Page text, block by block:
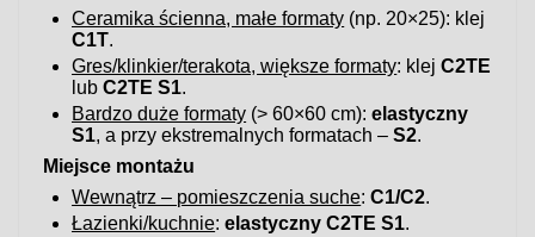
Ceramika ścienna, małe formaty (np. 20×25): klej
C1T.
Gres/klinkier/terakota, większe formaty: klejC2TE
lubC2TE S1.
Bardzo duże formaty (> 60×60 cm):elastyczny
S1, a przy ekstremalnych formatach –S2.
Miejsce montażu
Wewnątrz – pomieszczenia suche:C1/C2.
Łazienki/kuchnie:elastyczny C2TE S1.